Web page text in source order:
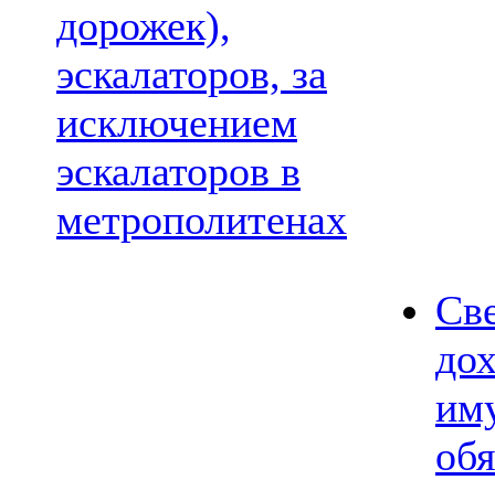
дорожек),
эскалаторов, за
исключением
эскалаторов в
метрополитенах